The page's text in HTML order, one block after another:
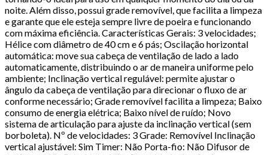
noite. Além disso, possui grade removível, que facilita a limpeza
e garante que ele esteja sempre livre de poeira e funcionando
com máxima eficiência. Características Gerais: 3 velocidades;
Hélice com diâmetro de 40 cm e 6 pás; Oscilação horizontal
automática: move sua cabeça de ventilação de lado a lado
automaticamente, distribuindo o ar de maneira uniforme pelo
ambiente; Inclinação vertical regulável: permite ajustar o
ângulo da cabeça de ventilação para direcionar o fluxo de ar
conforme necessário; Grade removível facilita a limpeza; Baixo
consumo de energia elétrica; Baixo nível de ruído; Novo
sistema de articulação para ajuste da inclinação vertical (sem
borboleta). Nº de velocidades: 3 Grade: Removível Inclinação
vertical ajustável: Sim Timer: Não Porta-fio: Não Difusor de